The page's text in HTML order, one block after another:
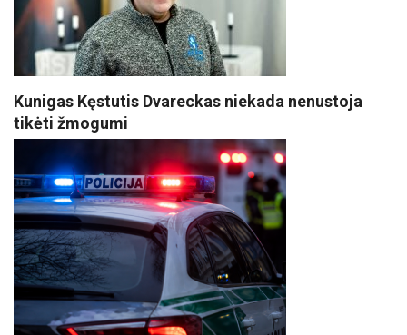
Kunigas Kęstutis Dvareckas niekada nenustoja
tikėti žmogumi